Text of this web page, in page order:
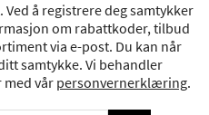
å registrere deg samtykker
om rabattkoder, tilbud
via e-post. Du kan når
samtykke. Vi behandler
med vår personvernerklæring.